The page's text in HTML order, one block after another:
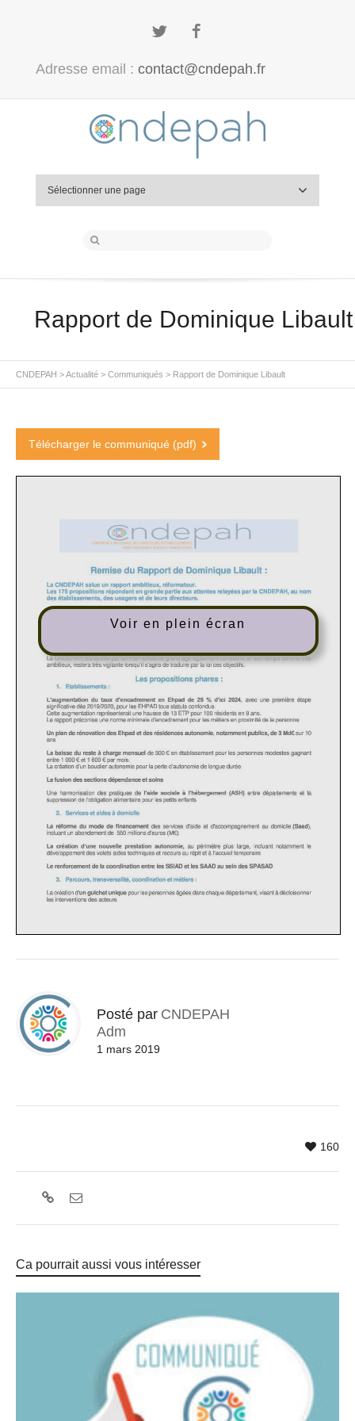
Twitter
Adresse email : contact@cndepah.fr
Sélectionner une page
Rapport de Dominique Libault
CNDEPAH >Actualité > Communiqués > Rapport de Dominique Libault
Télécharger le communiqué (pdf)
Voir en plein écran
Posté par CNDEPAH
Adm
1 mars 2019
160
Ca pourrait aussi vous intéresser